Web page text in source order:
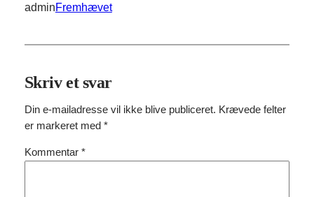
adminFremhævet
Skriv et svar
Din e-mailadresse vil ikke blive publiceret. Krævede felter
er markeret med *
Kommentar *